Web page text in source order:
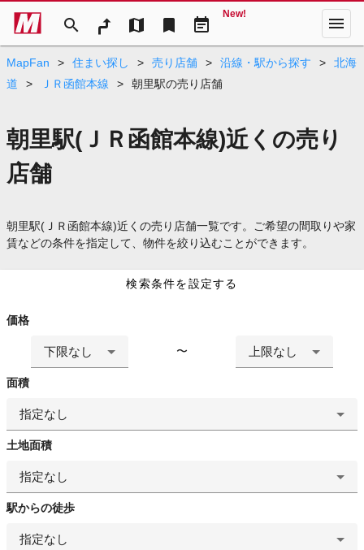
search map bookmark event_note
New! menu
MapFan > 住まい探し > 売り店舗 > 沿線・駅から探す >
北海
道
> ＪＲ函館本線 > 朝里駅の売り店舗
朝里駅(ＪＲ函館本線)近くの売り
店舗
朝里駅(ＪＲ函館本線)近くの売り店舗一覧です。ご希望の間取りや家
賃などの条件を指定して、物件を絞り込むことができます。
検索条件を設定する
価格
下限なし 〜 上限なし
面積
指定なし
土地面積
指定なし
駅からの徒歩
指定なし